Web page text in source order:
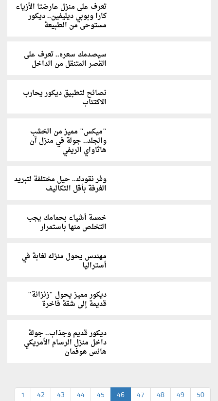
تعرف على منزل عارضتا الأزياء
كارا وبوبي ديليفين.. ديكور
مستوحى من الطبيعة
سيصدمك سعره.. تعرف على
القصر المتنقل من الداخل
نصائح لتطبيق ديكور يحارب
الاكتئاب
"ميكس" مميز من الخشب
والجلد.. جولة في منزل آن
هاثاواي الريفي
وفر نقودك.. حيل مختلفة لتبريد
الغرفة بأقل التكاليف
خمسة أشياء بحمامك يجب
التخلص منها باستمرار
مهندس يحول منزله لغابة في
أستراليا
ديكور مميز يحول "زنزانة"
قديمة إلى شقة فاخرة
ديكور قديم وجذاب.. جولة
داخل منزل الرسام الأمريكي
هانس هوفمان
1 42 43 44 45 46 47 48 49 50